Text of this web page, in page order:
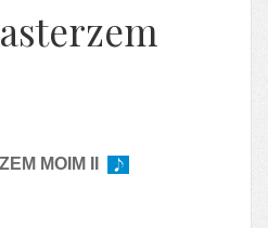
MOIM II